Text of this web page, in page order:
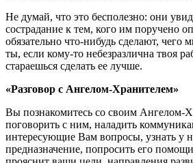
Не думай, что это бесполезно: они
сострадание к тем, кого им поручено
обязательно что-нибудь сделают, чего
ты, если кому-то небезразлична твоя
стараешься сделать ее лучше.
«Разговор с Ангелом-Хранителем»
Вы познакомитесь со своим Ангелом-
поговорить с ним, наладить
интересующие Вам вопросы, узнать у
предназначение, попросить его